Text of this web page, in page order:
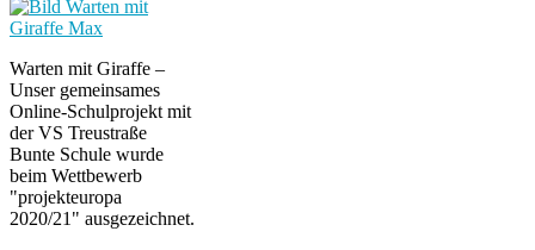
Warten mit Giraffe –
Unser gemeinsames
Online-Schulprojekt mit
der VS Treustraße
Bunte Schule wurde
beim Wettbewerb
"projekteuropa
2020/21" ausgezeichnet.